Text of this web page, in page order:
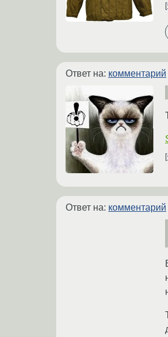
Ответ на: комментарий
Ответ на: комментарий